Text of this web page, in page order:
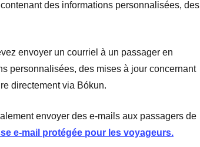
des informations personnalisées, des
envoyer un courriel à un passager en
personnalisées, des mises à jour concernant
directement via Bókun.
envoyer des e-mails aux passagers de
e-mail protégée pour les voyageurs.